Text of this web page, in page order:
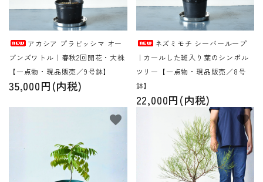
アカシア プラビッシマ オー
ブンズワトル｜春秋2回開花・大株
【一点物・現品販売／9号鉢】
35,000円(内税)
ネズミモチ シーバーループ
｜カールした斑入り葉のシンボル
ツリー【一点物・現品販売／8号
鉢】
22,000円(内税)
favorite favorite